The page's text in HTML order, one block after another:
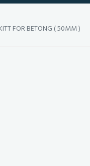
FOR BETONG ( 50MM )